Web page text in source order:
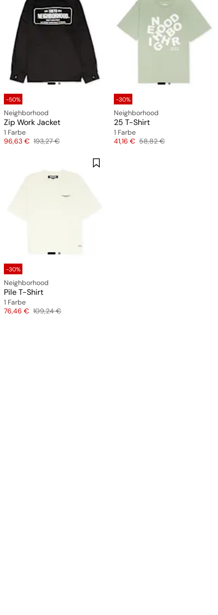
-50%
Neighborhood
Zip Work Jacket
1 Farbe
Preis
96,63 € Originalpreis
193,27 €
-30%
Neighborhood
25 T-Shirt
1 Farbe
Preis
41,16 € Originalpreis
58,82 €
-30%
Neighborhood
Pile T-Shirt
1 Farbe
Preis
76,46 € Originalpreis
109,24 €